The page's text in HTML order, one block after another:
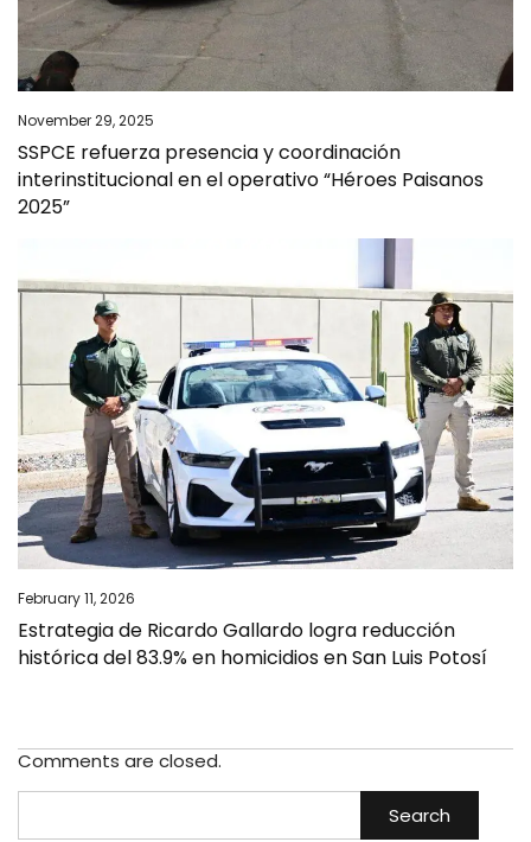
November 29, 2025
SSPCE refuerza presencia y coordinación
interinstitucional en el operativo “Héroes Paisanos
2025”
February 11, 2026
Estrategia de Ricardo Gallardo logra reducción
histórica del 83.9% en homicidios en San Luis Potosí
Comments are closed.
Search